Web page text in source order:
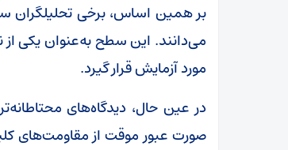
می‌دانند. این سطح به‌عنوان یکی از
مورد آزمایش قرار گیرد.
در عین حال، دیدگاه‌های
صورت عبور موقت از مقاومت‌های